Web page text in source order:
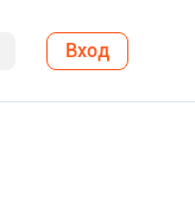
Вход